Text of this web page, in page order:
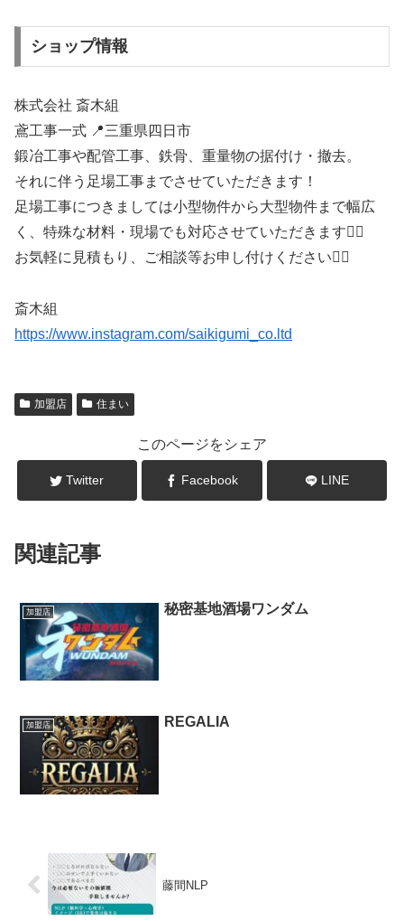
ショップ情報
株式会社 斎木組
鳶工事一式 📍三重県四日市
鍛冶工事や配管工事、鉄骨、重量物の据付け・撤去。
それに伴う足場工事までさせていただきます！
足場工事につきましては小型物件から大型物件まで幅広
く、特殊な材料・現場でも対応させていただきます🙋‍♂️
お気軽に見積もり、ご相談等お申し付けください🙇‍♂️
斎木組
https://www.instagram.com/saikigumi_co.ltd
加盟店 住まい
このページをシェア
Twitter Facebook LINE
関連記事
加盟店 秘密基地酒場ワンダム
加盟店 REGALIA
藤間NLP